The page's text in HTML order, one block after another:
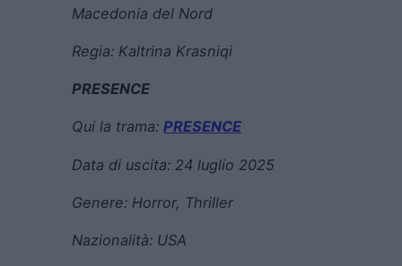
Macedonia del Nord
Regia: Kaltrina Krasniqi
PRESENCE
Qui la trama: PRESENCE
Data di uscita: 24 luglio 2025
Genere: Horror, Thriller
Nazionalità: USA